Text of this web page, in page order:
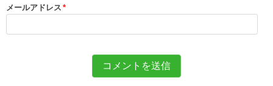
メールアドレス *